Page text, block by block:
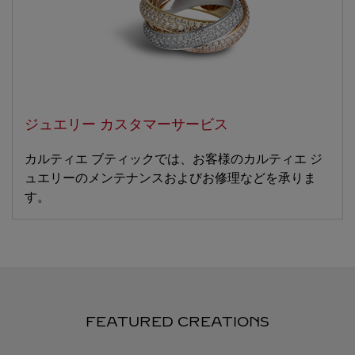
ジュエリー カスタマーサービス
カルティエ ブティックでは、お客様のカルティエ ジ
ュエリーのメンテナンスおよびお修理などを承りま
す。
FEATURED CREATIONS